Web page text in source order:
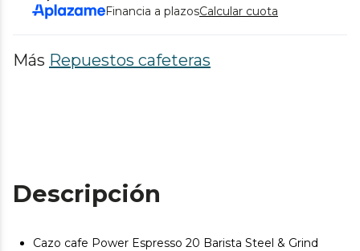
Financia a plazosCalcular cuota
Más Repuestos cafeteras
Descripción
Cazo cafe Power Espresso 20 Barista Steel & Grind